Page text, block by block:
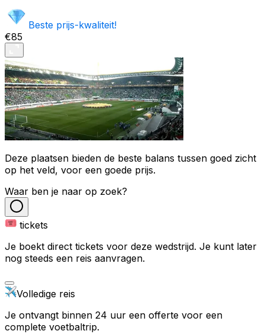
Beste prijs-kwaliteit!
€85
Deze plaatsen bieden de beste balans tussen goed zicht
op het veld, voor een goede prijs.
Waar ben je naar op zoek?
tickets
Je boekt direct tickets voor deze wedstrijd. Je kunt later
nog steeds een reis aanvragen.
Volledige reis
Je ontvangt binnen 24 uur een offerte voor een
complete voetbaltrip.